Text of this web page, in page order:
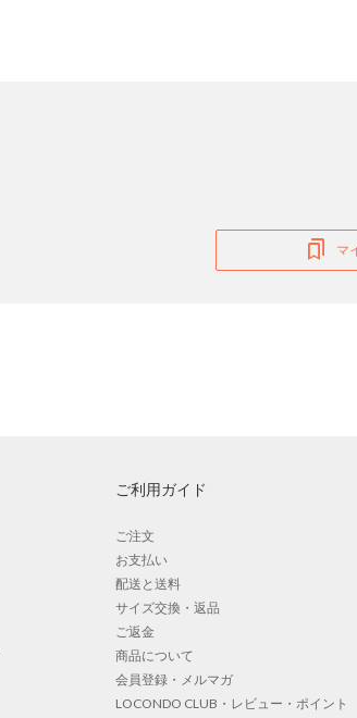
マ
ご利用ガイド
ご注文
お支払い
配送と送料
サイズ交換・返品
ご返金
商品について
会員登録・メルマガ
LOCONDO CLUB・レビュー・ポイント